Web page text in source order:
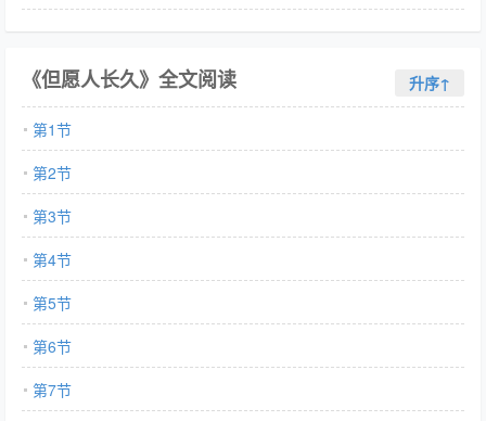
《但愿人长久》全文阅读 升序↑
第1节
第2节
第3节
第4节
第5节
第6节
第7节